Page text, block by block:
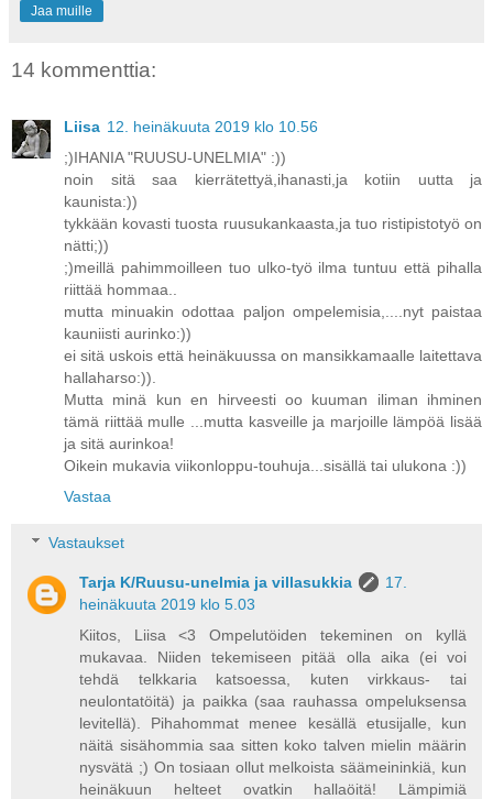
Jaa muille
14 kommenttia:
Liisa 12. heinäkuuta 2019 klo 10.56
;)IHANIA "RUUSU-UNELMIA" :))
noin sitä saa kierrätettyä,ihanasti,ja kotiin uutta ja
kaunista:))
tykkään kovasti tuosta ruusukankaasta,ja tuo ristipistotyö on
nätti;))
;)meillä pahimmoilleen tuo ulko-työ ilma tuntuu että pihalla
riittää hommaa..
mutta minuakin odottaa paljon ompelemisia,....nyt paistaa
kauniisti aurinko:))
ei sitä uskois että heinäkuussa on mansikkamaalle laitettava
hallaharso:)).
Mutta minä kun en hirveesti oo kuuman iliman ihminen
tämä riittää mulle ...mutta kasveille ja marjoille lämpöä lisää
ja sitä aurinkoa!
Oikein mukavia viikonloppu-touhuja...sisällä tai ulukona :))
Vastaa
Vastaukset
Tarja K/Ruusu-unelmia ja villasukkia
17.
heinäkuuta 2019 klo 5.03
Kiitos, Liisa <3 Ompelutöiden tekeminen on kyllä
mukavaa. Niiden tekemiseen pitää olla aika (ei voi
tehdä telkkaria katsoessa, kuten virkkaus- tai
neulontatöitä) ja paikka (saa rauhassa ompeluksensa
levitellä). Pihahommat menee kesällä etusijalle, kun
näitä sisähommia saa sitten koko talven mielin määrin
nysvätä ;) On tosiaan ollut melkoista säämeininkiä, kun
heinäkuun helteet ovatkin hallaöitä! Lämpimiä